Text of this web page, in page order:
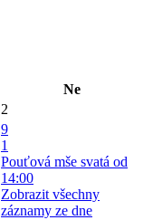
Ne
2
9
1
Pouťová mše svatá od
14:00
Zobrazit všechny
záznamy ze dne